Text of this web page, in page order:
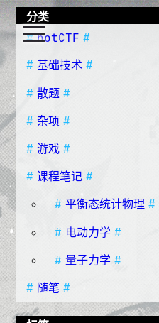
分类
notCTF
基础技术
散题
杂项
游戏
课程笔记
平衡态统计物理
电动力学
量子力学
随笔